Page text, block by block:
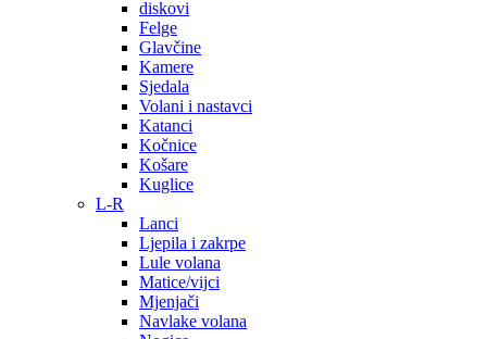
diskovi
Felge
Glavčine
Kamere
Sjedala
Volani i nastavci
Katanci
Kočnice
Košare
Kuglice
L-R
Lanci
Ljepila i zakrpe
Lule volana
Matice/vijci
Mjenjači
Navlake volana